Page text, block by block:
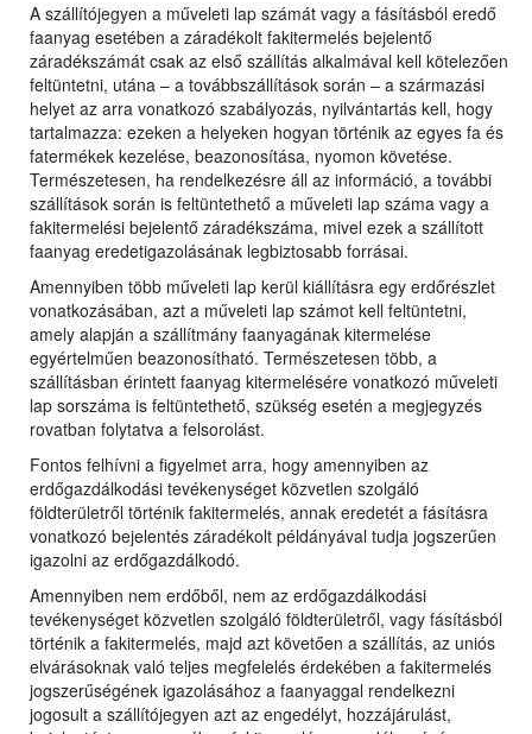
A szállítójegyen a műveleti lap számát vagy a fásításból eredő
faanyag esetében a záradékolt fakitermelés bejelentő
záradékszámát csak az első szállítás alkalmával kell kötelezően
feltüntetni, utána – a továbbszállítások során – a származási
helyet az arra vonatkozó szabályozás, nyilvántartás kell, hogy
tartalmazza: ezeken a helyeken hogyan történik az egyes fa és
fatermékek kezelése, beazonosítása, nyomon követése.
Természetesen, ha rendelkezésre áll az információ, a további
szállítások során is feltüntethető a műveleti lap száma vagy a
fakitermelési bejelentő záradékszáma, mivel ezek a szállított
faanyag eredetigazolásának legbiztosabb forrásai.
Amennyiben több műveleti lap kerül kiállításra egy erdőrészlet
vonatkozásában, azt a műveleti lap számot kell feltüntetni,
amely alapján a szállítmány faanyagának kitermelése
egyértelműen beazonosítható. Természetesen több, a
szállításban érintett faanyag kitermelésére vonatkozó műveleti
lap sorszáma is feltüntethető, szükség esetén a megjegyzés
rovatban folytatva a felsorolást.
Fontos felhívni a figyelmet arra, hogy amennyiben az
erdőgazdálkodási tevékenységet közvetlen szolgáló
földterületről történik fakitermelés, annak eredetét a fásításra
vonatkozó bejelentés záradékolt példányával tudja jogszerűen
igazolni az erdőgazdálkodó.
Amennyiben nem erdőből, nem az erdőgazdálkodási
tevékenységet közvetlen szolgáló földterületről, vagy fásításból
történik a fakitermelés, majd azt követően a szállítás, az uniós
elvárásoknak való teljes megfelelés érdekében a fakitermelés
jogszerűségének igazolásához a faanyaggal rendelkezni
jogosult a szállítójegyen azt az engedélyt, hozzájárulást,